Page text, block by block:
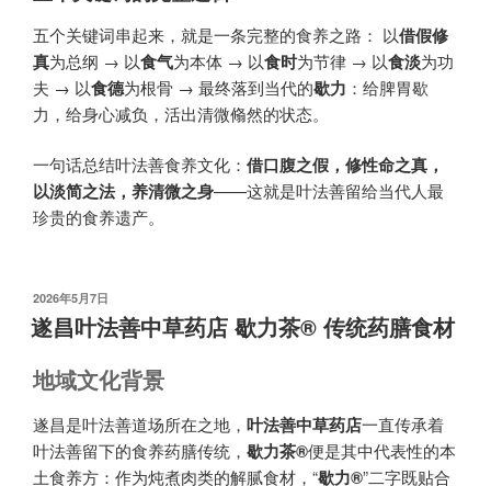
五个关键词串起来，就是一条完整的食养之路： 以借假修
真为总纲 → 以食气为本体 → 以食时为节律 → 以食淡为功
夫 → 以食德为根骨 → 最终落到当代的歇力 ​：给脾胃歇
力，给身心减负，活出清微翛然的状态。
一句话总结叶法善食养文化：​ 借口腹之假，修性命之真，
以淡简之法，养清微之身——这就是叶法善留给当代人最
珍贵的食养遗产。
发
布
于
2026年5月7日
遂昌叶法善中草药店 歇力茶®️ 传统药膳食材
地域文化背景
遂昌是叶法善道场所在之地， 叶法善中草药店一直传承着
叶法善留下的食养药膳传统， 歇力茶®便是其中代表性的本
土食养方：作为炖煮肉类的解腻食材，“歇力®”二字既贴合